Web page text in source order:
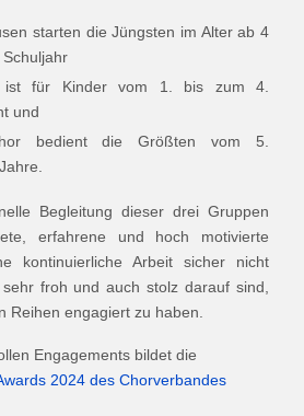
starten die Jüngsten im Alter ab 4
ist für Kinder vom 1. bis zum 4.
und
bedient die Größten vom 5.
Begleitung dieser drei Gruppen
erfahrene und hoch motivierte
kontinuierliche Arbeit sicher nicht
froh und auch stolz darauf sind,
Reihen engagiert zu haben.
Engagements bildet die
2024 des Chorverbandes